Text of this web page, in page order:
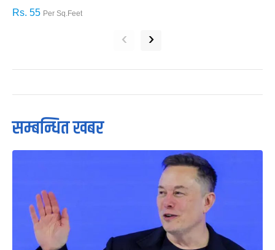
Rs. 55 Per Sq.Feet
‹ ›
सम्बन्धित खबर